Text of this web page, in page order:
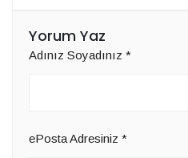
Yorum Yaz
Adınız Soyadınız *
ePosta Adresiniz *